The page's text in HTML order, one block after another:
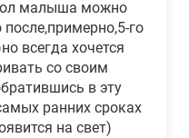
малыша можно
го
всегда хочется
со своим
в эту
ранних сроках
на свет)